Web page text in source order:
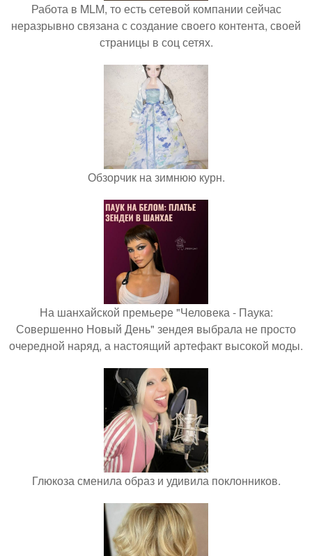
Работа в MLM, то есть сетевой компании сейчас
неразрывно связана с создание своего контента, своей
страницы в соц сетях.
Обзорчик на зимнюю курн.
На шанхайской премьере "Человека - Паука:
Совершенно Новый День" зендея выбрала не просто
очередной наряд, а настоящий артефакт высокой моды.
Глюкоза сменила образ и удивила поклонников.